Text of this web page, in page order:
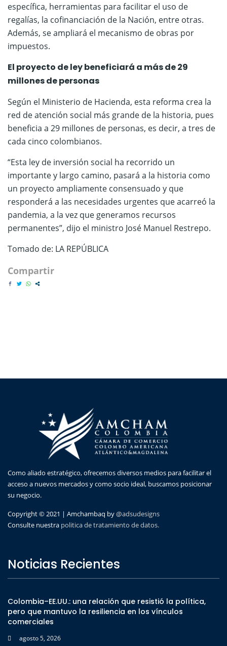
específica, herramientas para facilitar el uso de
regalías, la cofinanciación de la Nación, entre otras.
Además, se ampliará el mecanismo de obras por
impuestos.
El proyecto de ley beneficiará a más de 29
millones de personas
Según el Ministerio de Hacienda, esta reforma crea la
red de atención social más grande de la historia, pues
beneficia a 29 millones de personas, es decir, a tres de
cada cinco colombianos.
“Esta ley de inversión social ha recorrido un
importante y largo camino, pasará a la historia como
un proyecto ampliamente consensuado y que
responderá a las necesidades urgentes que acarreó la
pandemia, a la vez que generamos recursos
permanentes”, dijo el ministro José Manuel Restrepo.
Tomado de: LA REPÚBLICA
Compartir
Como aliado estratégico, ofrecemos diversos medios para facilitar el
acceso a nuevos mercados y como socio ideal, buscamos posicionar
su negocio.
Copyright © 2021 | Amchambaq by@adsudesigns
Consulte nuestra politica de tratamiento de datos.
Noticias Recientes
Colombia–EE.UU.: una relación que resistió la política,
pero que mantuvo la resiliencia en los vínculos
comerciales
agosto 5, 2026